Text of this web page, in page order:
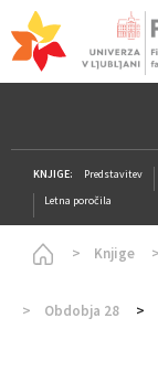
KNJIGE: Predstavitev
Letna poročila
Homepage
Knjige
Obdobja 28